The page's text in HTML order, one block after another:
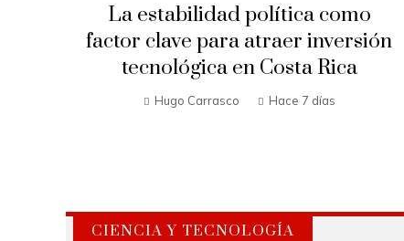
La estabilidad política como
factor clave para atraer inversión
tecnológica en Costa Rica
Hugo Carrasco Hace 7 días
CIENCIA Y TECNOLOGÍA